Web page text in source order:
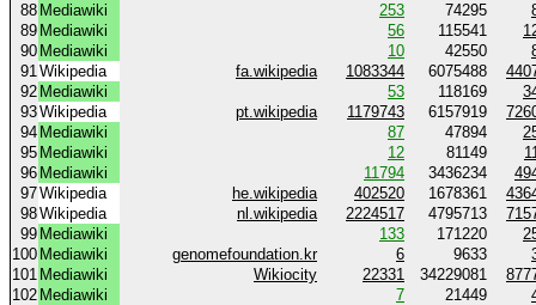
88 Mediawiki 253 74295
89 Mediawiki 56 115541
90 Mediawiki 10 42550
91Wikipedia fa.wikipedia 1083344 6075488
92 Mediawiki 53 118169
93Wikipedia pt.wikipedia 1179743 6157919
94 Mediawiki 87 47894
95 Mediawiki 12 81149
96 Mediawiki 11794 3436234
97Wikipedia he.wikipedia 402520 1678361
98Wikipedia nl.wikipedia 2224517 4795713
99 Mediawiki 133 171220
100 Mediawiki genomefoundation.kr 6 9633
101 Mediawiki Wikiocity 22331 34229081
102 Mediawiki 7 21449